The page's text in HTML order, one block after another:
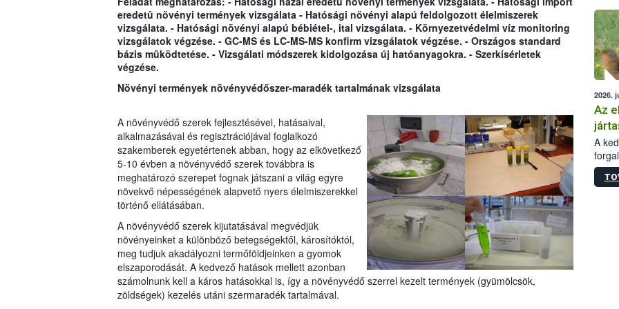
eredetû növényi termények vizsgálata - Hatósági növényi alapú feldolgozott élelmiszerek
vizsgálata. - Hatósági növényi alapú bébiétel-, ital vizsgálata. - Környezetvédelmi víz monitoring
vizsgálatok végzése. - GC-MS és LC-MS-MS konfirm vizsgálatok végzése. - Országos standard
bázis mûködtetése. - Vizsgálati módszerek kidolgozása új hatóanyagokra. - Szerkísérletek
végzése.
Növényi termények növényvédőszer-maradék tartalmának vizsgálata
A növényvédő szerek fejlesztésével, hatásaival,
alkalmazásával és regisztrációjával foglalkozó
szakemberek egyetértenek abban, hogy az elkövetkező
5-10 évben a növényvédő szerek továbbra is
meghatározó szerepet fognak játszani a világ egyre
növekvő népességének alapvető nyers élelmiszerekkel
történő ellátásában.
A növényvédő szerek kijutatásával megvédjük
növényeinket a különböző betegségektől, károsítóktól,
meg tudjuk akadályozni termőföldjeinken a gyomok
elszaporodását. A kedvező hatások mellett azonban
számolnunk kell a káros hatásokkal is, így a növényvédő szerrel kezelt termények (gyümölcsök,
zöldségek) kezelés utáni szermaradék tartalmával.
2026.
Az
A